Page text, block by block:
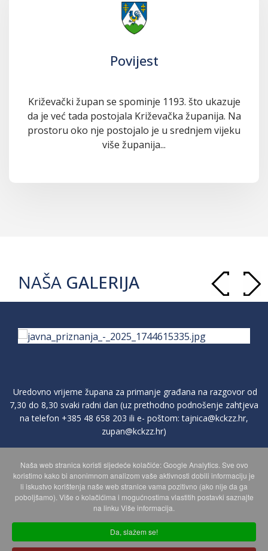
Povijest
Križevački župan se spominje 1193. što ukazuje
da je već tada postojala Križevačka županija. Na
prostoru oko nje postojalo je u srednjem vijeku
više županija...
NAŠA GALERIJA
Uredovno vrijeme župana za primanje građana na razgovor od
7,30 do 8,30 svaki radni dan (uz prethodno podnošenje zahtjeva
na telefon +385 48 658 203 ili e- poštom:tajnica@kckzz.hr,
zupan@kckzz.hr)
POLITIKA ZAŠTITE PRIVATNOSTI OSOBNIH PODATAKA
MAPA WEBA
Copyright © 2026 Koprivničko - križevačka županija. Sva prava
Naša web stranica koristi sljedeće kolačiće: Google Analytics. Sve ovo
koristimo kako bi anonimnom analizom vaše aktivnosti dobili informaciju je
li iskustvo korištenja naše web stranice vama pozitivno (ako nije da ga
poboljšamo). Više o kolačićima i mogućnostima vlastitih postavki saznajte
na linku Više informacija.
Da, slažem se!